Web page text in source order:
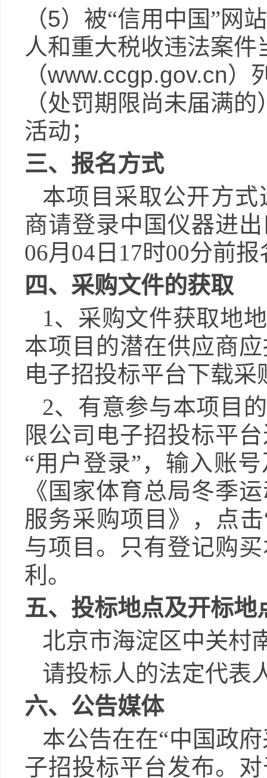
（5）被“信用中国”网站
人和重大税收违法案
（www.ccgp.gov.cn）
（处罚期限尚未届满
活动；
三、报名方式
本项目采取公开方
商请登录中国仪器进
06月04日17时00分前报
四、采购文件的获取
1、采购文件获取地
本项目的潜在供应商
电子招投标平台下载采
2、有意参与本项目
限公司电子招投标平
“用户登录”，输入账
《 国家体育总局冬季
服务采购项目 》，点击
与项目。只有登记购
利。
五、投标地点及开标地
北京市海淀区中关村
请投标人的法定代表
六、公告媒体
本公告在在“中国政
子招投标平台发布。